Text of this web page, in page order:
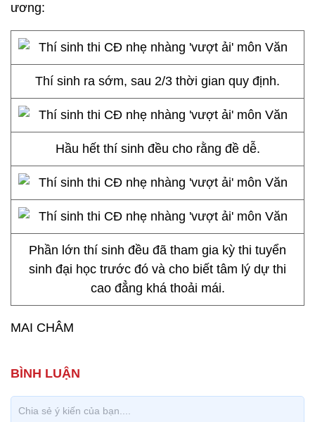
ương:
Thí sinh ra sớm, sau 2/3 thời gian quy định.
Hầu hết thí sinh đều cho rằng đề dễ.
Phần lớn thí sinh đều đã tham gia kỳ thi tuyển
sinh đại học trước đó và cho biết tâm lý dự thi
cao đẳng khá thoải mái.
MAI CHÂM